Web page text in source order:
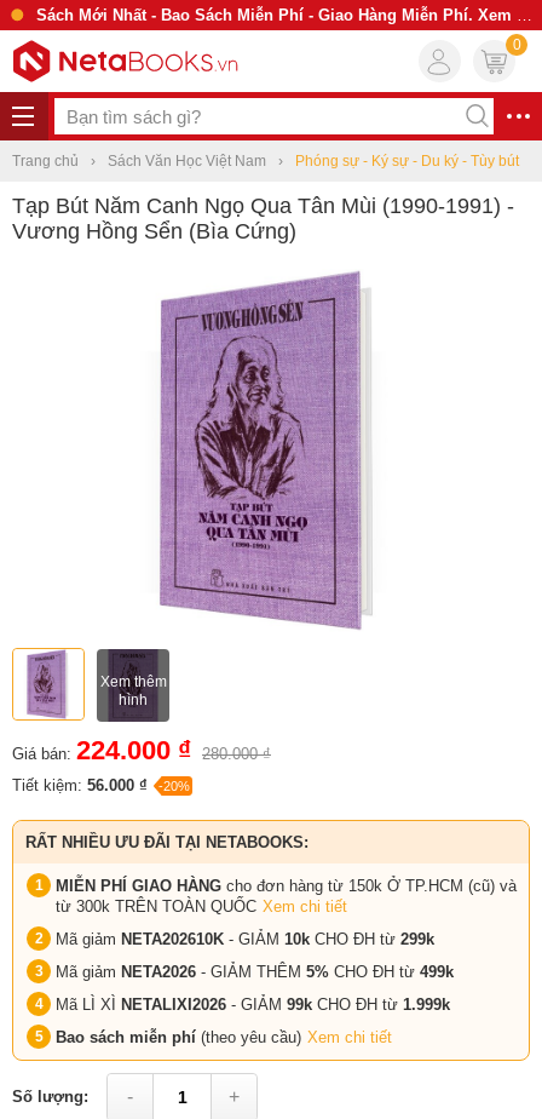
Sách Mới Nhất - Bao Sách Miễn Phí - Giao Hàng Miễn Phí. Xem Ngay
0
Trang chủ Sách Văn Học Việt Nam Phóng sự - Ký sự - Du ký - Tùy bút
Tạp Bút Năm Canh Ngọ Qua Tân Mùi (1990-1991) -
Vương Hồng Sển (Bìa Cứng)
Xem thêm
hình
Giá bán: 224.000 ₫ 280.000 ₫
Tiết kiệm: 56.000 ₫ -20%
RẤT NHIỀU ƯU ĐÃI TẠI NETABOOKS:
MIỄN PHÍ GIAO HÀNG cho đơn hàng từ 150k Ở TP.HCM (cũ) và
từ 300k TRÊN TOÀN QUỐC Xem chi tiết
Mã giảm NETA202610K - GIẢM 10k CHO ĐH từ 299k
Mã giảm NETA2026 - GIẢM THÊM 5% CHO ĐH từ 499k
Mã LÌ XÌ NETALIXI2026 - GIẢM 99k CHO ĐH từ 1.999k
Bao sách miễn phí (theo yêu cầu) Xem chi tiết
Số lượng: - +